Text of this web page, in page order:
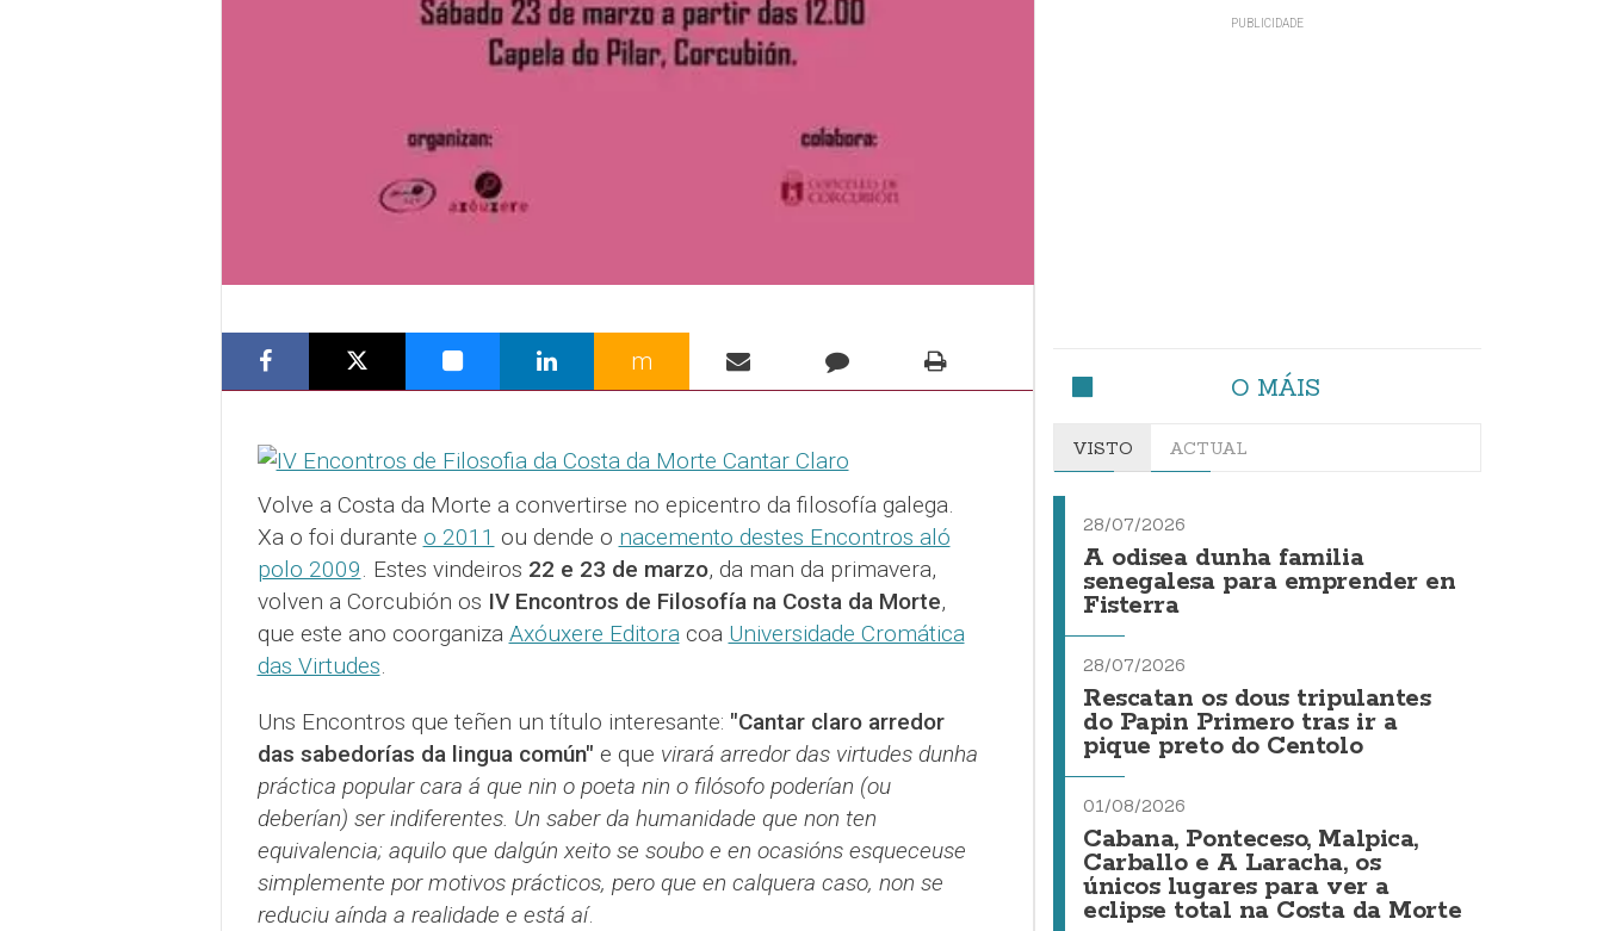
m
Volve a Costa da Morte a convertirse no epicentro da filosofía galega.
Xa o foi durante o 2011 ou dende o nacemento destes Encontros aló
polo 2009. Estes vindeiros 22 e 23 de marzo, da man da primavera,
volven a Corcubión os IV Encontros de Filosofía na Costa da Morte,
que este ano coorganiza Axóuxere Editoracoa Universidade Cromática
das Virtudes.
Uns Encontros que teñen un título interesante: "Cantar claro arredor
das sabedorías da lingua común" e que virará arredor das virtudes dunha
práctica popular cara á que nin o poeta nin o filósofo poderían (ou
deberían) ser indiferentes. Un saber da humanidade que non ten
equivalencia; aquilo que dalgún xeito se soubo e en ocasións esqueceuse
simplemente por motivos prácticos, pero que en calquera caso, non se
reduciu aínda a realidade e está aí.
O MÁIS
VISTO ACTUAL
28/07/2026
A odisea dunha familia
senegalesa para emprender en
Fisterra
28/07/2026
Rescatan os dous tripulantes
do Papin Primero tras ir a
pique preto do Centolo
01/08/2026
Cabana, Ponteceso, Malpica,
Carballo e A Laracha, os
únicos lugares para ver a
eclipse total na Costa da Morte